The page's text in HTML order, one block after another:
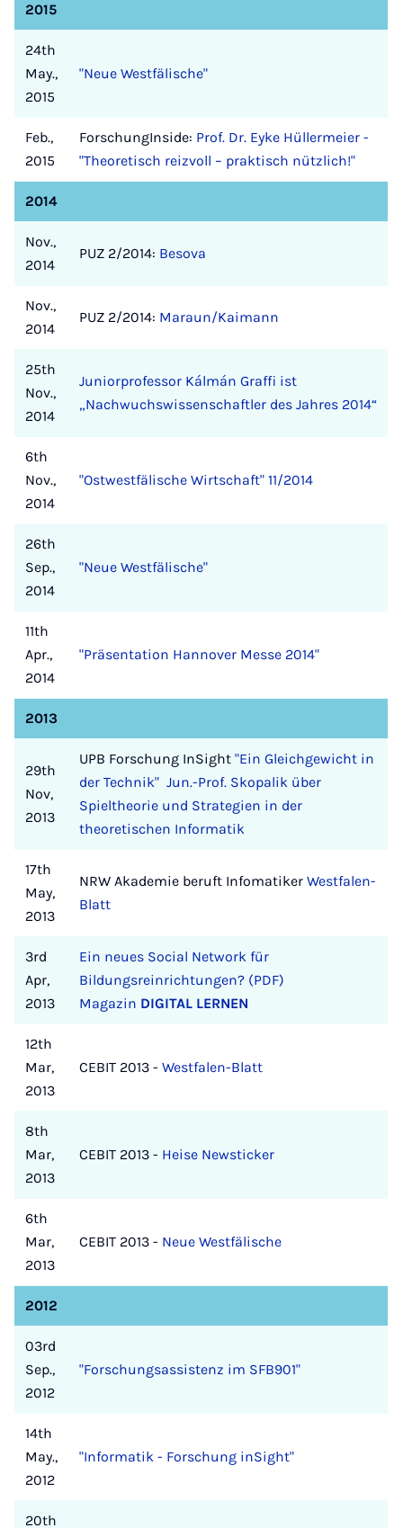
2015
24th
May.,
2015
"Neue Westfälische"
Feb.,
2015
ForschungInside: Prof. Dr. Eyke Hüllermeier -
"Theoretisch reizvoll – praktisch nützlich!"
2014
Nov.,
2014
PUZ 2/2014: Besova
Nov.,
2014
PUZ 2/2014: Maraun/Kaimann
25th
Nov.,
2014
Juniorprofessor Kálmán Graffi ist
„Nachwuchswissenschaftler des Jahres 2014“
6th
Nov.,
2014
"Ostwestfälische Wirtschaft" 11/2014
26th
Sep.,
2014
"Neue Westfälische"
11th
Apr.,
2014
"Präsentation Hannover Messe 2014"
2013
29th
Nov,
2013
UPB Forschung InSight "Ein Gleichgewicht in
der Technik" Jun.-Prof. Skopalik über
Spieltheorie und Strategien in der
theoretischen Informatik
17th
May,
2013
NRW Akademie beruft Infomatiker Westfalen-
Blatt
3rd
Apr,
2013
Ein neues Social Network für
Bildungsreinrichtungen? (PDF)
Magazin DIGITAL LERNEN
12th
Mar,
2013
CEBIT 2013 - Westfalen-Blatt
8th
Mar,
2013
CEBIT 2013 - Heise Newsticker
6th
Mar,
2013
CEBIT 2013 - Neue Westfälische
2012
03rd
Sep.,
2012
"Forschungsassistenz im SFB901"
14th
May.,
2012
"Informatik - Forschung inSight"
20th